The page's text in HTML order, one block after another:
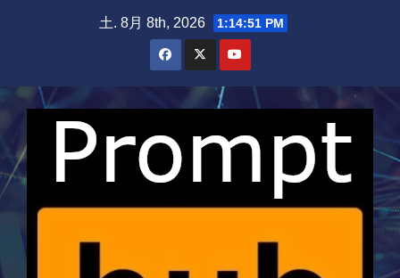
土. 8月 8th, 2026 1:14:52 PM